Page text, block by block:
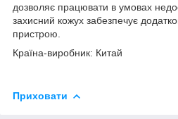
дозволяє працювати в умовах
захисний кожух забезпечує
пристрою.
Країна-виробник: Китай
Приховати